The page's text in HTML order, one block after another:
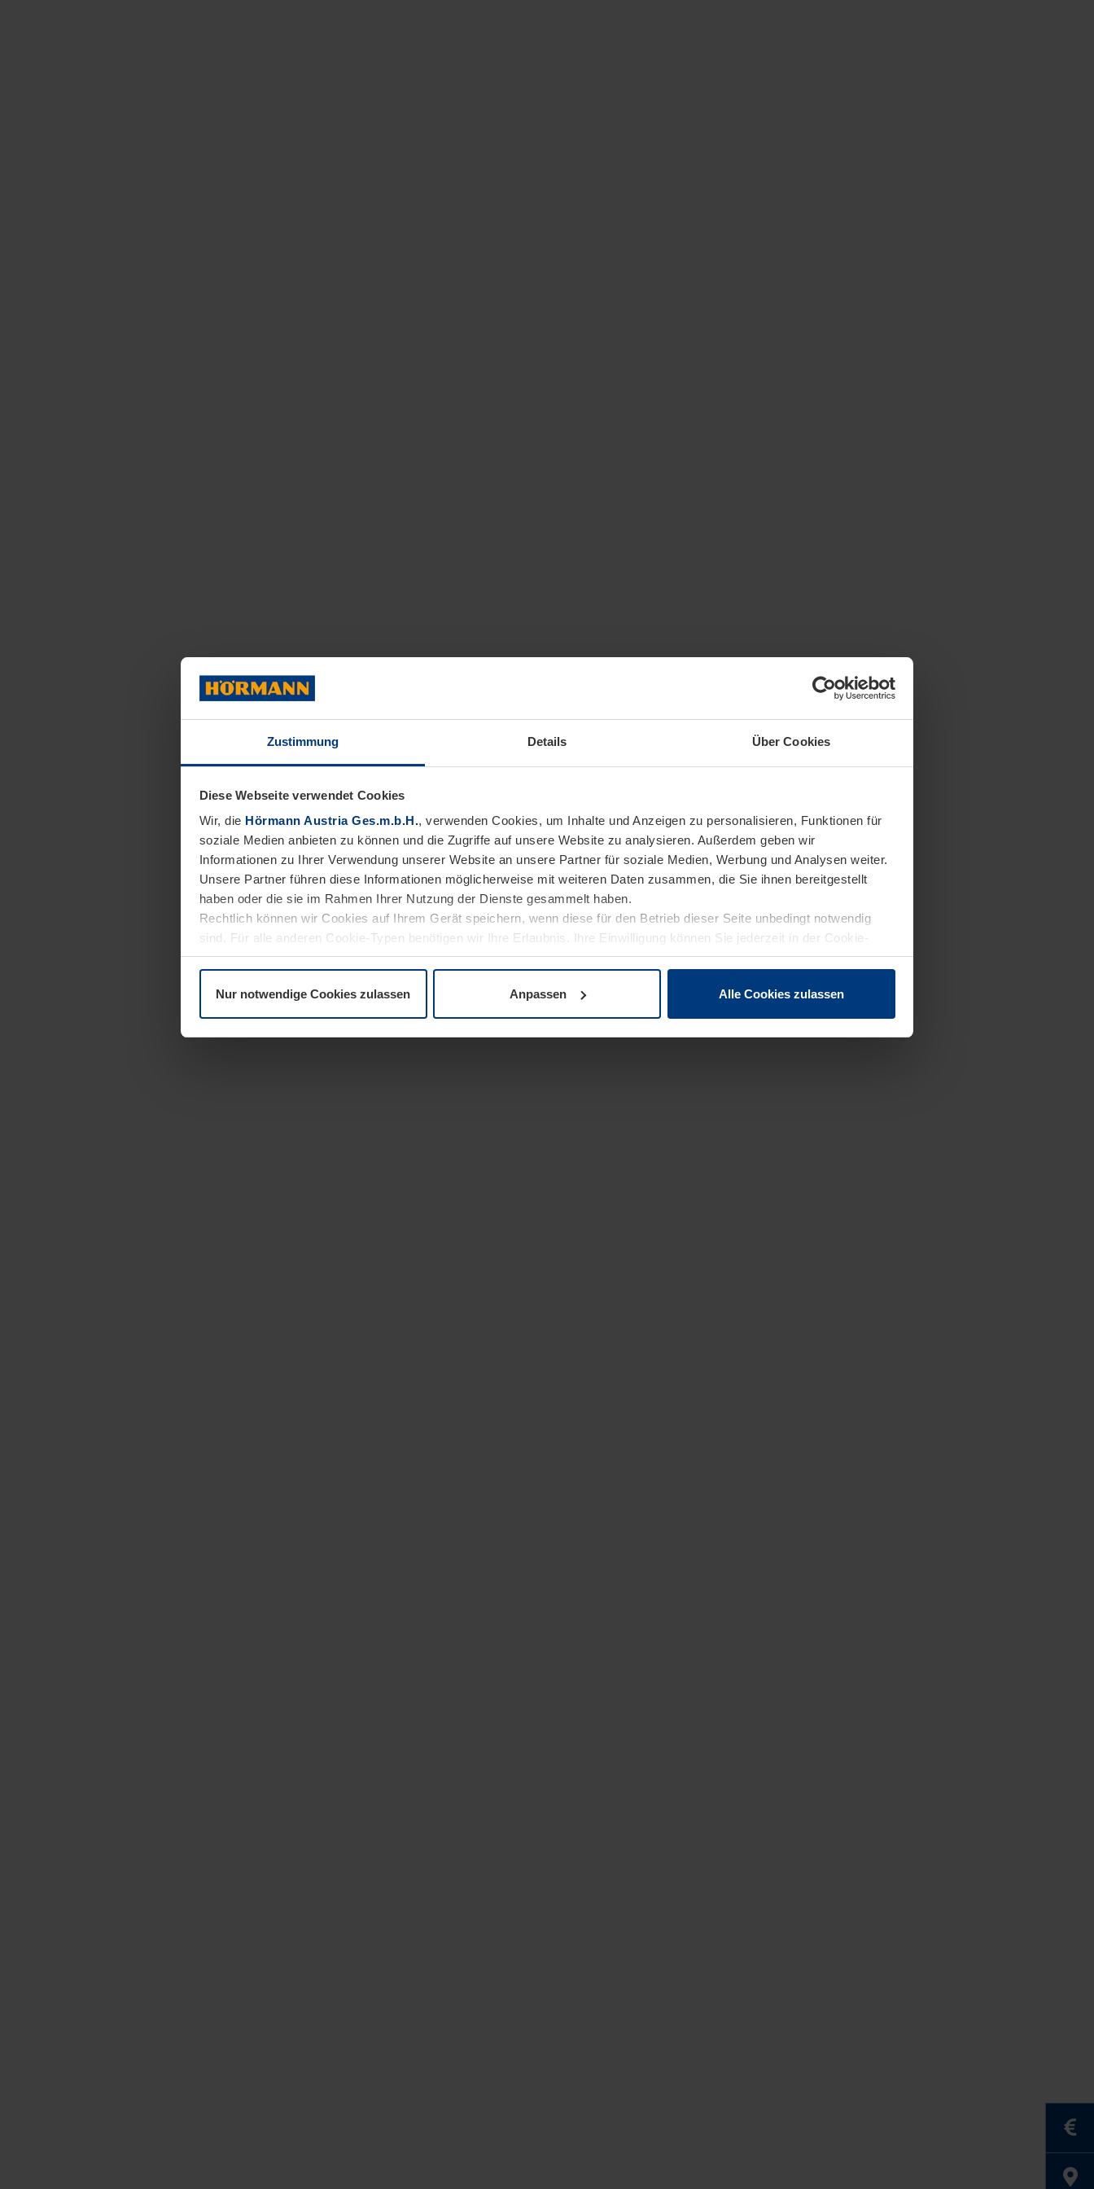
Zustimmung Details Über Cookies
Diese Webseite verwendet Cookies
Wir, die Hörmann Austria Ges.m.b.H., verwenden Cookies, um Inhalte und Anzeigen zu personalisieren, Funktionen für
soziale Medien anbieten zu können und die Zugriffe auf unsere Website zu analysieren. Außerdem geben wir
Informationen zu Ihrer Verwendung unserer Website an unsere Partner für soziale Medien, Werbung und Analysen weiter.
Unsere Partner führen diese Informationen möglicherweise mit weiteren Daten zusammen, die Sie ihnen bereitgestellt
haben oder die sie im Rahmen Ihrer Nutzung der Dienste gesammelt haben.
Rechtlich können wir Cookies auf Ihrem Gerät speichern, wenn diese für den Betrieb dieser Seite unbedingt notwendig
sind. Für alle anderen Cookie-Typen benötigen wir Ihre Erlaubnis. Ihre Einwilligung können Sie jederzeit in der Cookie-
Erläuterung auf der SeiteDatenschutzerklärungunserer Website ändern oder widerrufen.
Nur notwendige Cookies zulassen Anpassen Alle Cookies zulassen